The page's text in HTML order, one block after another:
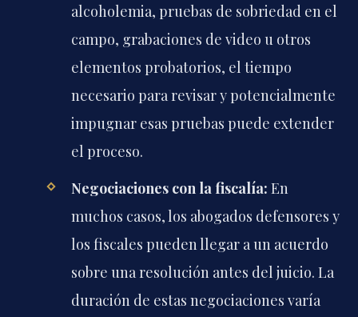
alcoholemia, pruebas de sobriedad en el
campo, grabaciones de video u otros
elementos probatorios, el tiempo
necesario para revisar y potencialmente
impugnar esas pruebas puede extender
el proceso.
Negociaciones con la fiscalía: En
muchos casos, los abogados defensores y
los fiscales pueden llegar a un acuerdo
sobre una resolución antes del juicio. La
duración de estas negociaciones varía